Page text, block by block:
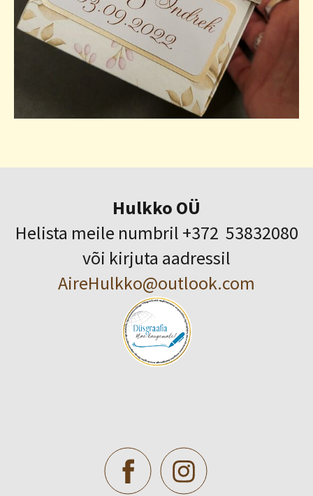
Hulkko OÜ
Helista meile numbril +372 53832080
või kirjuta aadressil
AireHulkko@outlook.com